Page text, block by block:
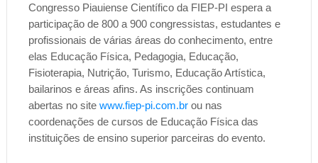
Congresso Piauiense Científico da FIEP-PI espera a
participação de 800 a 900 congressistas, estudantes e
profissionais de várias áreas do conhecimento, entre
elas Educação Física, Pedagogia, Educação,
Fisioterapia, Nutrição, Turismo, Educação Artística,
bailarinos e áreas afins. As inscrições continuam
abertas no site www.fiep-pi.com.brou nas
coordenações de cursos de Educação Física das
instituições de ensino superior parceiras do evento.